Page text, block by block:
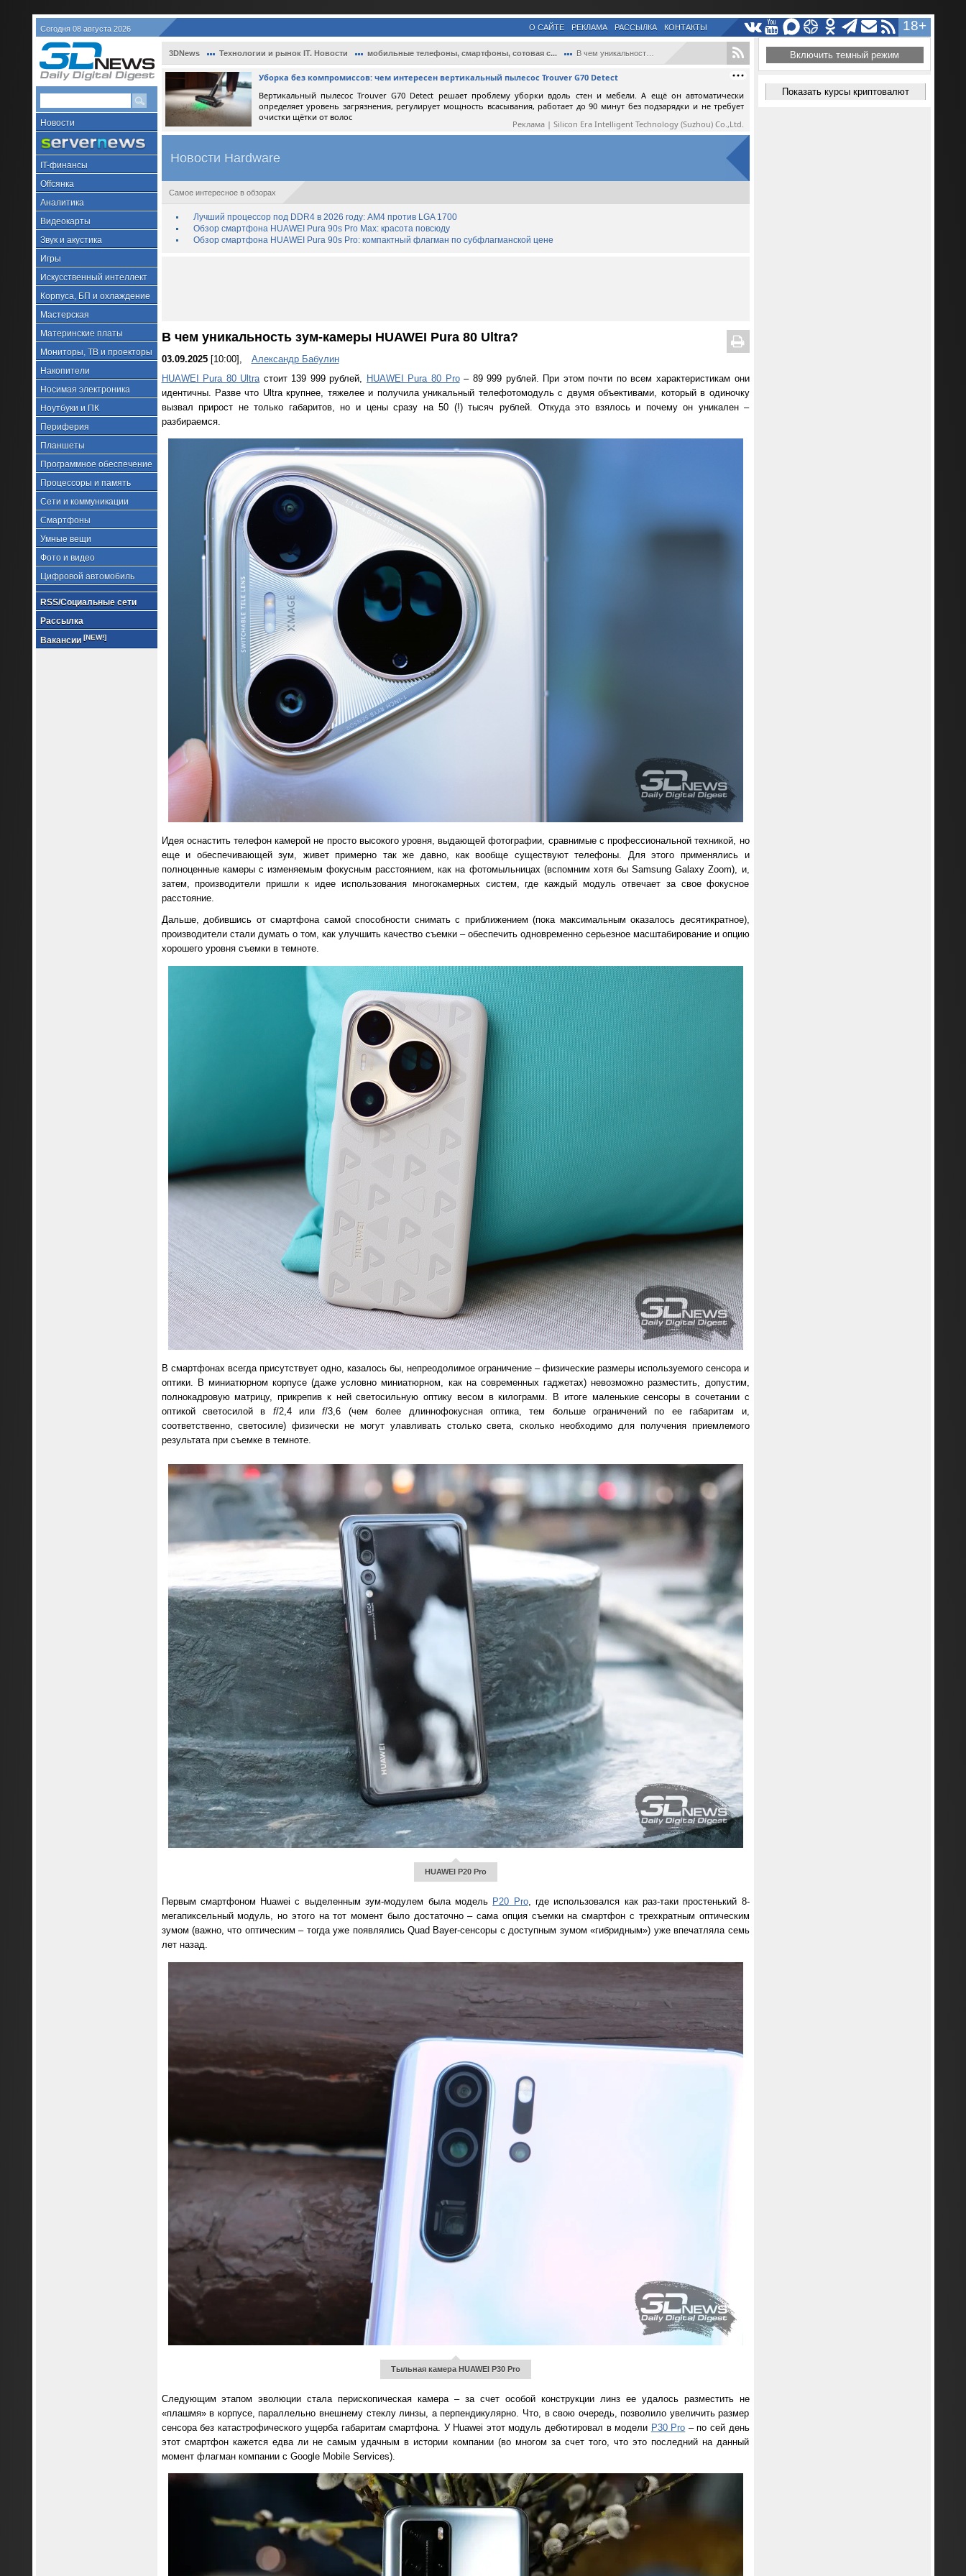
Сегодня 08 августа 2026 18+
О САЙТЕ РЕКЛАМА РАССЫЛКА КОНТАКТЫ
Новости
IT-финансы
Offсянка
Аналитика
Видеокарты
Звук и акустика
Игры
Искусственный интеллект
Корпуса, БП и охлаждение
Мастерская
Материнские платы
Мониторы, ТВ и проекторы
Накопители
Носимая электроника
Ноутбуки и ПК
Периферия
Планшеты
Программное обеспечение
Процессоры и память
Сети и коммуникации
Смартфоны
Умные вещи
Фото и видео
Цифровой автомобиль
RSS/Социальные сети
Рассылка
Вакансии [NEW!]
3DNews Технологии и рынок IT. Новости мобильные телефоны, смартфоны, сотовая с... В чем уникальность зум-камеры HUAWEI Pur...
Уборка без компромиссов: чем интересен вертикальный пылесос Trouver G70 Detect
Вертикальный пылесос Trouver G70 Detect решает проблему уборки вдоль стен и мебели. А ещё он автоматически
определяет уровень загрязнения, регулирует мощность всасывания, работает до 90 минут без подзарядки и не требует
очистки щётки от волос
Реклама | Silicon Era Intelligent Technology (Suzhou) Co.,Ltd.
Новости Hardware
Самое интересное в обзорах
Лучший процессор под DDR4 в 2026 году: AM4 против LGA 1700
Обзор смартфона HUAWEI Pura 90s Pro Max: красота повсюду
Обзор смартфона HUAWEI Pura 90s Pro: компактный флагман по субфлагманской цене
В чем уникальность зум-камеры HUAWEI Pura 80 Ultra?
03.09.2025[10:00],
Александр Бабулин
HUAWEI Pura 80 Ultraстоит 139 999 рублей, HUAWEI Pura 80 Pro– 89 999 рублей. При этом почти по всем характеристикам они
идентичны. Разве что Ultra крупнее, тяжелее и получила уникальный телефотомодуль с двумя объективами, который в одиночку
вызвал прирост не только габаритов, но и цены сразу на 50 (!) тысяч рублей. Откуда это взялось и почему он уникален –
разбираемся.
Идея оснастить телефон камерой не просто высокого уровня, выдающей фотографии, сравнимые с профессиональной техникой, но
еще и обеспечивающей зум, живет примерно так же давно, как вообще существуют телефоны. Для этого применялись и
полноценные камеры с изменяемым фокусным расстоянием, как на фотомыльницах (вспомним хотя бы Samsung Galaxy Zoom), и,
затем, производители пришли к идее использования многокамерных систем, где каждый модуль отвечает за свое фокусное
расстояние.
Дальше, добившись от смартфона самой способности снимать с приближением (пока максимальным оказалось десятикратное),
производители стали думать о том, как улучшить качество съемки – обеспечить одновременно серьезное масштабирование и опцию
хорошего уровня съемки в темноте.
В смартфонах всегда присутствует одно, казалось бы, непреодолимое ограничение – физические размеры используемого сенсора и
оптики. В миниатюрном корпусе (даже условно миниатюрном, как на современных гаджетах) невозможно разместить, допустим,
полнокадровую матрицу, прикрепив к ней светосильную оптику весом в килограмм. В итоге маленькие сенсоры в сочетании с
оптикой светосилой в f/2,4 илиf/3,6 (чем более длиннофокусная оптика, тем больше ограничений по ее габаритам и,
соответственно, светосиле) физически не могут улавливать столько света, сколько необходимо для получения приемлемого
результата при съемке в темноте.
HUAWEI P20 Pro
Первым смартфоном Huawei с выделенным зум-модулем была модель P20 Pro, где использовался как раз-таки простенький 8-
мегапиксельный модуль, но этого на тот момент было достаточно – сама опция съемки на смартфон с трехкратным оптическим
зумом (важно, что оптическим – тогда уже появлялись Quad Bayer-сенсоры с доступным зумом «гибридным») уже впечатляла семь
лет назад.
Тыльная камера HUAWEI P30 Pro
Следующим этапом эволюции стала перископическая камера – за счет особой конструкции линз ее удалось разместить не
«плашмя» в корпусе, параллельно внешнему стеклу линзы, а перпендикулярно. Что, в свою очередь, позволило увеличить размер
сенсора без катастрофического ущерба габаритам смартфона. У Huawei этот модуль дебютировал в модели P30 Pro – по сей день
этот смартфон кажется едва ли не самым удачным в истории компании (во многом за счет того, что это последний на данный
момент флагман компании с Google Mobile Services).
Включить темный режим
Показать курсы криптовалют